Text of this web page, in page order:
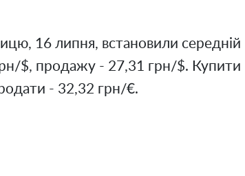
16 липня, встановили середній
$, продажу - 27,31 грн/$. Купити
- 32,32 грн/€.